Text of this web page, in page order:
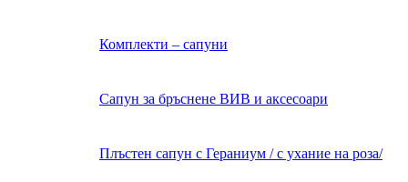
Комплекти – сапуни
Сапун за бръснене ВИВ и аксесоари
Плъстен сапун с Гераниум / с ухание на роза/